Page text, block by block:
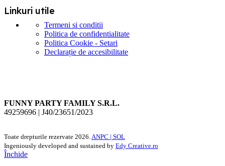
Linkuri utile
Termeni si conditii
Politica de confidentialitate
Politica Cookie - Setari
Declarație de accesibilitate
FUNNY PARTY FAMILY S.R.L.
49259696 | J40/23651/2023
Toate drepturile rezervate 2026. ANPC | SOL
Ingeniously developed and sustained by Edy Creative.ro
Închide